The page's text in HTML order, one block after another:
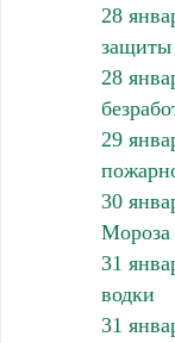
28
защиты
28
29
30
Мороза
31
водки
31